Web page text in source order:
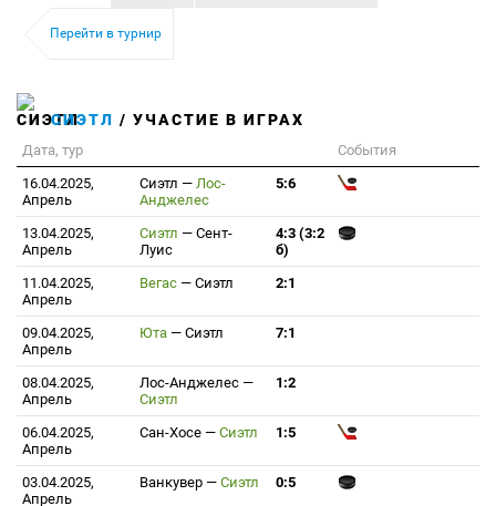
Перейти в турнир
СИЭТЛ / УЧАСТИЕ В ИГРАХ
Дата, тур
События
16.04.2025,
Апрель
Сиэтл — Лос-
Анджелес
5:6
13.04.2025,
Апрель
Сиэтл — Сент-
Луис
4:3 (3:2
б)
11.04.2025,
Апрель
Вегас — Сиэтл 2:1
09.04.2025,
Апрель
Юта — Сиэтл 7:1
08.04.2025,
Апрель
Лос-Анджелес —
Сиэтл
1:2
06.04.2025,
Апрель
Сан-Хосе — Сиэтл 1:5
03.04.2025,
Апрель
Ванкувер — Сиэтл 0:5